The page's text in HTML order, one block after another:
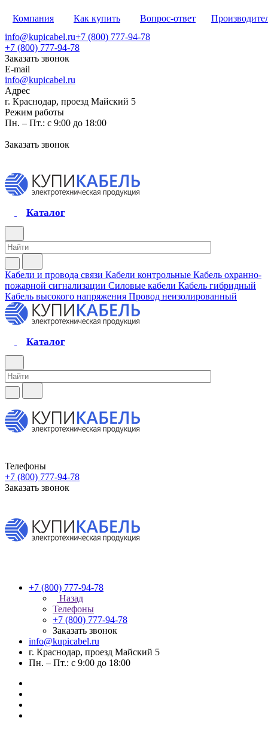
Компания Как купить Вопрос-ответ
info@kupicabel.ru+7 (800) 777-94-78
+7 (800) 777-94-78
Заказать звонок
E-mail
info@kupicabel.ru
Адрес
г. Краснодар, проезд Майский 5
Режим работы
Пн. – Пт.: с 9:00 до 18:00
Заказать звонок
Каталог
Кабели и провода связи Кабели контрольные Кабель охранно-
пожарной сигнализации Силовые кабели Кабель гибридный
Кабель высокого напряжения Провод неизолированный
Каталог
Телефоны
+7 (800) 777-94-78
Заказать звонок
+7 (800) 777-94-78
Назад
Телефоны
+7 (800) 777-94-78
Заказать звонок
info@kupicabel.ru
г. Краснодар, проезд Майский 5
Пн. – Пт.: с 9:00 до 18:00